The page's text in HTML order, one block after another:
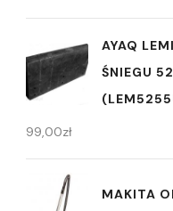
AYAQ
ŚNIEGU
99,00zł
MAKITA